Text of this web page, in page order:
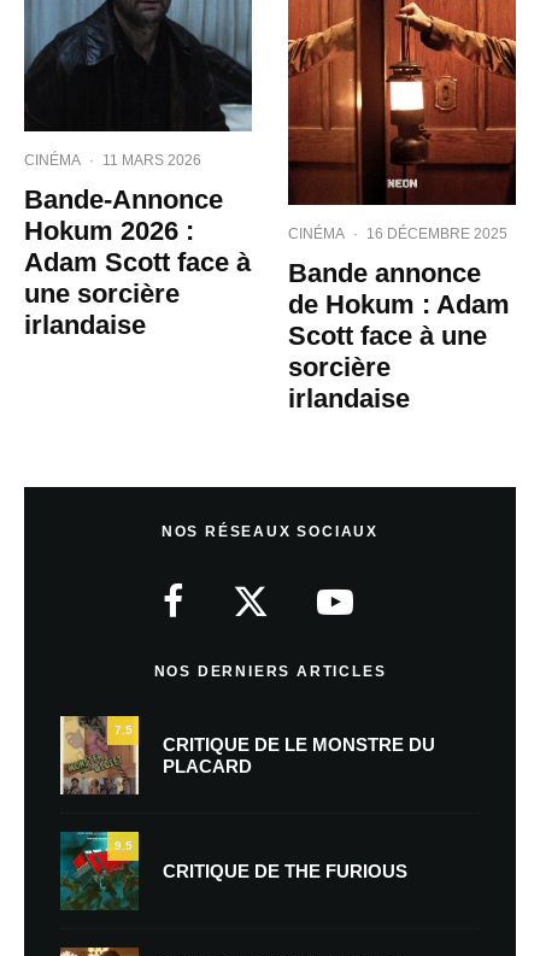
CINÉMA · 11 MARS 2026
Bande-Annonce
Hokum 2026 :
Adam Scott face à
une sorcière
irlandaise
CINÉMA · 16 DÉCEMBRE 2025
Bande annonce
de Hokum : Adam
Scott face à une
sorcière
irlandaise
NOS RÉSEAUX SOCIAUX
NOS DERNIERS ARTICLES
7.5
CRITIQUE DE LE MONSTRE DU
PLACARD
9.5
CRITIQUE DE THE FURIOUS